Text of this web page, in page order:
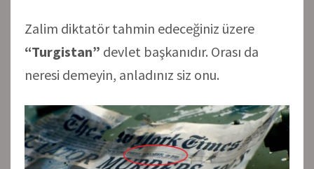
Zalim diktatör tahmin edeceğiniz üzere
“Turgistan” devlet başkanıdır. Orası da
neresi demeyin, anladınız siz onu.